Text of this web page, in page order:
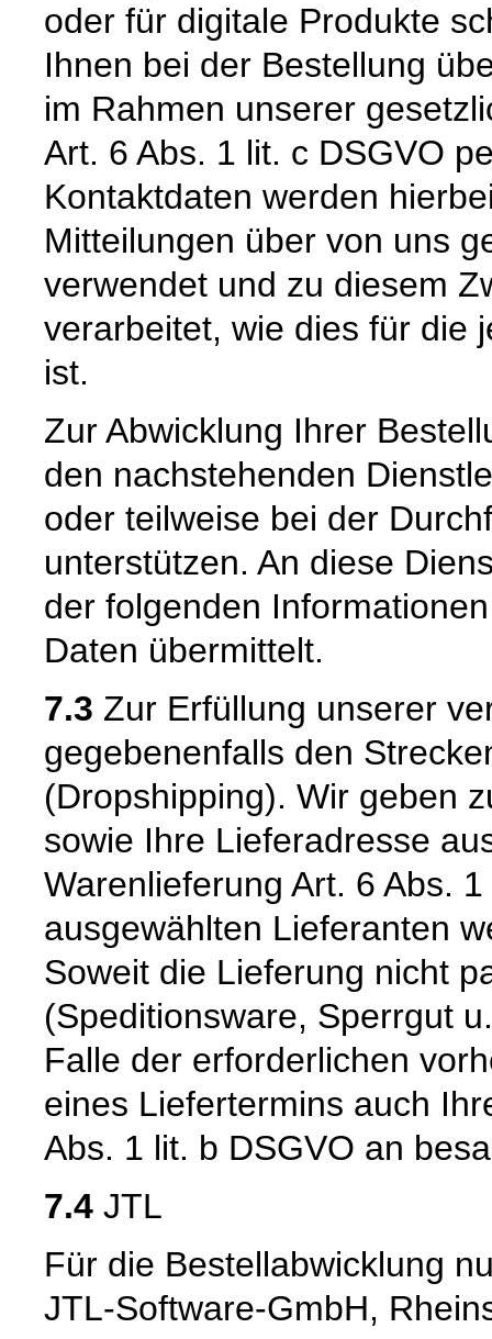
oder für digitale Produkte
Ihnen bei der Bestellung
im Rahmen unserer
Art. 6 Abs. 1 lit. c DSGVO
Kontaktdaten werden
Mitteilungen über von uns
verwendet und zu diesem
verarbeitet, wie dies für die
ist.
Zur Abwicklung Ihrer
den nachstehenden
oder teilweise bei der
unterstützen. An diese
der folgenden
Daten übermittelt.
7.3 Zur Erfüllung unserer
gegebenenfalls den
(Dropshipping). Wir geben
sowie Ihre Lieferadresse
Warenlieferung Art. 6 Abs.
ausgewählten Lieferanten
Soweit die Lieferung nicht
(Speditionsware, Sperrgut
Falle der erforderlichen
eines Liefertermins auch
Abs. 1 lit. b DSGVO an
7.4 JTL
Für die Bestellabwicklung
JTL-Software-GmbH,